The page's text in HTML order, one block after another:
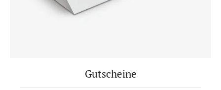
Gutscheine